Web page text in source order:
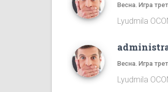
Весна. Игра
Lyudmila
Весна. Игра
Lyudmila